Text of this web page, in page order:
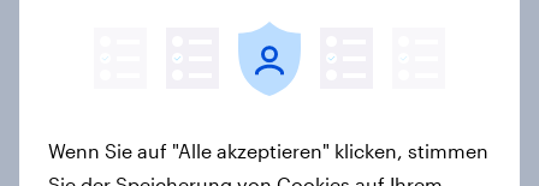
doch digitale Produkte bieten
Wachstumspotenzial
Wenn Sie auf "Alle akzeptieren" klicken, stimmen